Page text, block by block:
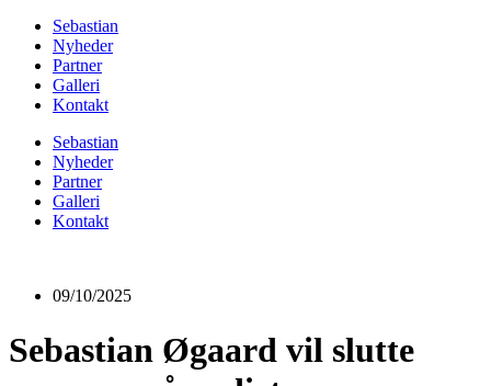
Sebastian
Nyheder
Partner
Galleri
Kontakt
Sebastian
Nyheder
Partner
Galleri
Kontakt
09/10/2025
Sebastian Øgaard vil slutte